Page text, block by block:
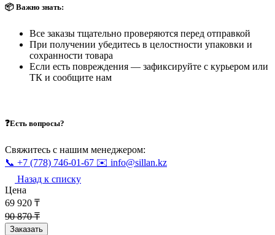
📦 Важно знать:
Все заказы тщательно проверяются перед отправкой
При получении убедитесь в целостности упаковки и
сохранности товара
Если есть повреждения — зафиксируйте с курьером или
ТК и сообщите нам
❓Есть вопросы?
Свяжитесь с нашим менеджером:
📞 +7 (778) 746-01-67 ✉️ info@sillan.kz
Назад к списку
Цена
69 920 ₸
90 870 ₸
Заказать